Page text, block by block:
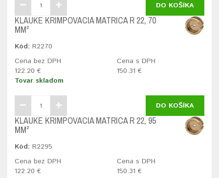
DO KOŠÍKA
KLAUKE KRIMPOVACIA MATRICA R 22, 70
MM²
Kód: R2270
Cena bez DPH
122.20 €
Cena s DPH
150.31 €
Tovar skladom
DO KOŠÍKA
KLAUKE KRIMPOVACIA MATRICA R 22, 95
MM²
Kód: R2295
Cena bez DPH
122.20 €
Cena s DPH
150.31 €